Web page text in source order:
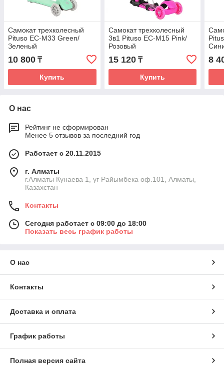
Самокат трехколесный
Pituso EC-M33 Green/
Зеленый
10 800 ₸
Купить
Самокат трехколесный
3в1 Pituso EC-M15 Pink/
Розовый
15 120₸
Купить
8
О нас
Рейтинг не сформирован
Менее 5 отзывов за последний год
Работает с 20.11.2015
г. Алматы
г.Алматы Кунаева 1, уг Райымбека оф.101, Алматы,
Казахстан
Контакты
Сегодня работает с 09:00 до 18:00
Показать весь график работы
О нас
Контакты
Доставка и оплата
График работы
Полная версия сайта